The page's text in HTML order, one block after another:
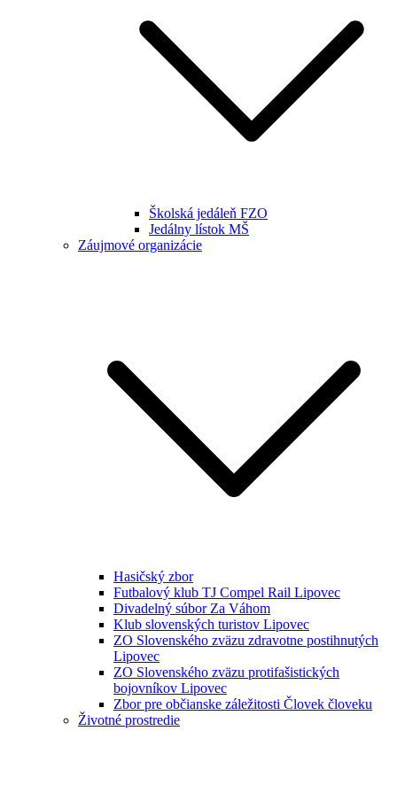
Školská jedáleň FZO
Jedálny lístok MŠ
Záujmové organizácie
Hasičský zbor
Futbalový klub TJ Compel Rail Lipovec
Divadelný súbor Za Váhom
Klub slovenských turistov Lipovec
ZO Slovenského zväzu zdravotne postihnutých
Lipovec
ZO Slovenského zväzu protifašistických
bojovníkov Lipovec
Zbor pre občianske záležitosti Človek človeku
Životné prostredie